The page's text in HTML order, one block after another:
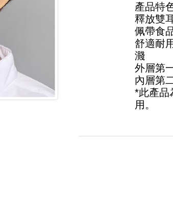
產品特
釋放雙
佩帶食
舒適耐
濺
外層第
內層第
*此產品
用。